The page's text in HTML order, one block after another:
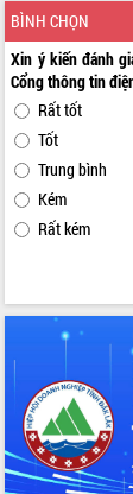
BÌNH CHỌN
Xin ý kiến đánh
Cổng thông tin
Rất tốt
Tốt
Trung bình
Kém
Rất kém